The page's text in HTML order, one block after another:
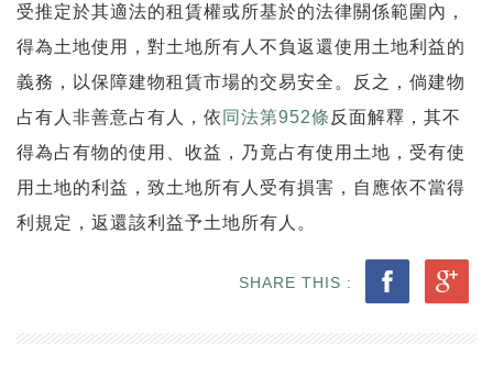
受推定於其適法的租賃權或所基於的法律關係範圍內，
得為土地使用，對土地所有人不負返還使用土地利益的
義務，以保障建物租賃市場的交易安全。反之，倘建物
占有人非善意占有人，依 同法第952條 反面解釋，其不
得為占有物的使用、收益，乃竟占有使用土地，受有使
用土地的利益，致土地所有人受有損害，自應依不當得
利規定，返還該利益予土地所有人。
SHARE THIS :